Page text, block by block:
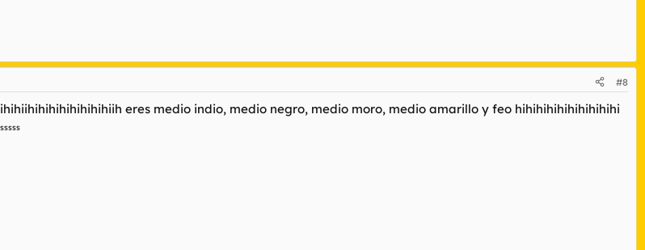
#8
eres medio indio, medio negro, medio moro, medio amarillo y feo hihihihihihihihihihi